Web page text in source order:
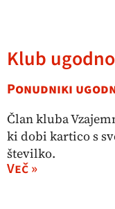
Klub
Ponudniki
Član kluba
ki dobi kartico s
številko.
Več »